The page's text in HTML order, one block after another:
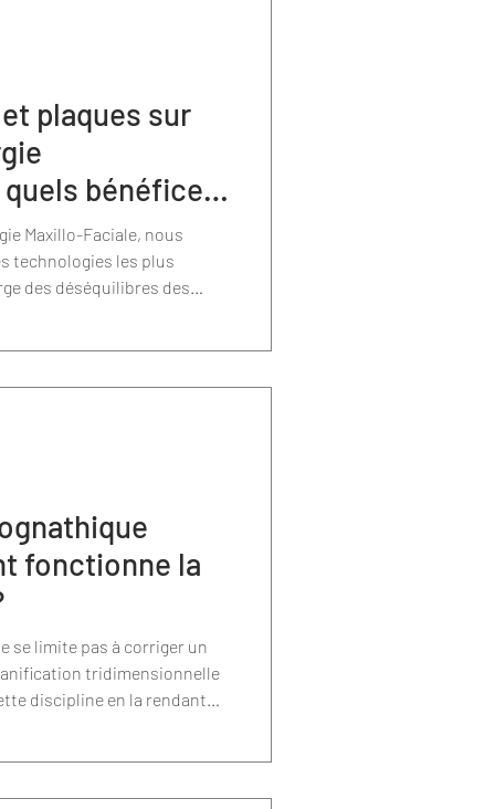
plaques sur
bénéfices
Maxillo-Faciale, nous
technologies les plus
des déséquilibres des
extrêmement précise
chaque étape du
fonctionne la
se limite pas à corriger un
tridimensionnelle
discipline en la rendant